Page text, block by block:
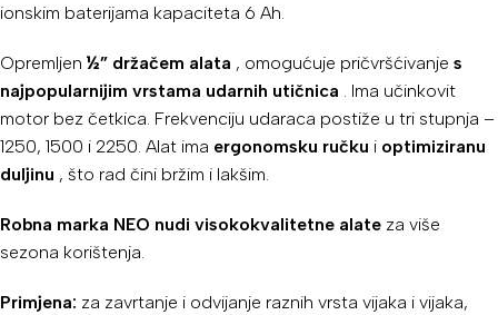
ionskim baterijama kapaciteta 6 Ah.
Opremljen ½” držačem alata , omogućuje pričvršćivanje s
najpopularnijim vrstama udarnih utičnica . Ima učinkovit
motor bez četkica. Frekvenciju udaraca postiže u tri stupnja –
1250, 1500 i 2250. Alat ima ergonomsku ručku i optimiziranu
duljinu , što rad čini bržim i lakšim.
Robna marka NEO nudi visokokvalitetne alate za više
sezona korištenja.
Primjena: za zavrtanje i odvijanje raznih vrsta vijaka i vijaka,